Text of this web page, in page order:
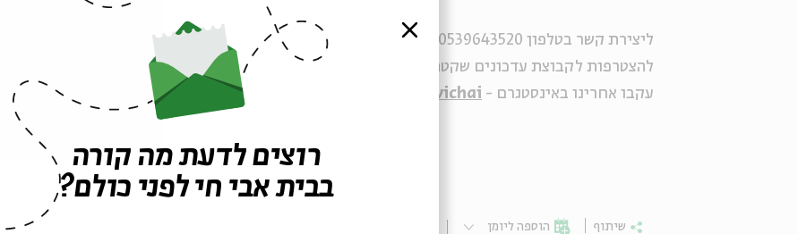
ליצירת קשר בטלפון 0539643520 או בווטסאפ -
לחצו כאן >>
להצטרפות לקבוצת עדכונים שקטה -
עקבו אחרינו באינסטגרם - noar_beitavichai נוער בית אבי חי
שיתוף הוספה ליומן
סגור
רוצים לדעת מה קורה
בבית אבי חי לפני כולם?